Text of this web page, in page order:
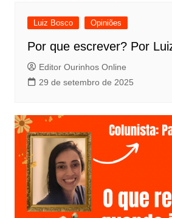
Luiz Bosco Opiniões
Por que escrever? Por
Editor Ourinhos Online
29 de setembro de 2025